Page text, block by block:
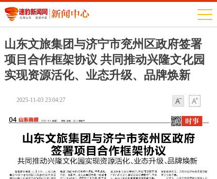
山东文旅集团与济宁市兖州区政府签署
项目合作框架协议 共同推动兴隆文化园
实现资源活化、业态升级、品牌焕新
2025-11-03 23:04:27